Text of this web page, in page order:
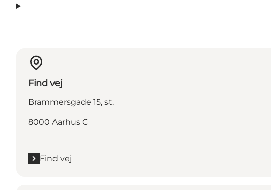
Find vej
Brammersgade 15, st.
8000 Aarhus C
Find vej